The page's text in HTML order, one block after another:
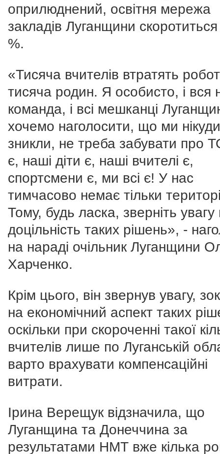
оприлюднений, освітня мережа
закладів Луганщини
%.
«Тисяча вчителів втратять
тисяча родин. Я особисто, і вся
команда, і всі мешканці
хочемо наголосити, що ми
зникли, не треба забувати про
є, наші діти є, наші вчителі є,
спортсмени є, ми всі є! У нас
тимчасово немає тільки
Тому, будь ласка, зверніть увагу
доцільність таких рішень», -
на нараді очільник Луганщини
Харченко.
Крім цього, він звернув увагу,
на економічний аспект таких
оскільки при скороченні такої
вчителів лише по Луганській
варто врахувати компенсаційні
витрати.
Ірина Верещук відзначила, що
Луганщина та Донеччина за
результатами НМТ вже кілька